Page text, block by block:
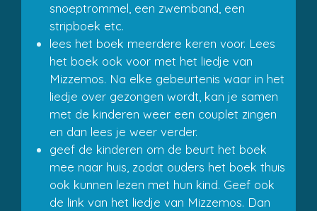
snoeptrommel, een zwemband, een
stripboek etc.
lees het boek meerdere keren voor. Lees
het boek ook voor met het liedje van
Mizzemos. Na elke gebeurtenis waar in het
liedje over gezongen wordt, kan je samen
met de kinderen weer een couplet zingen
en dan lees je weer verder.
geef de kinderen om de beurt het boek
mee naar huis, zodat ouders het boek thuis
ook kunnen lezen met hun kind. Geef ook
de link van het liedje van Mizzemos. Dan